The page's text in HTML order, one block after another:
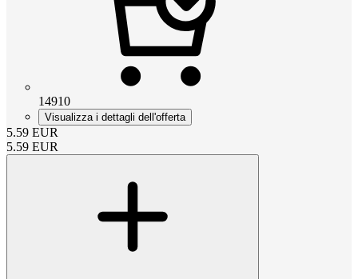
14910
Visualizza i dettagli dell'offerta
5.59 EUR
5.59 EUR